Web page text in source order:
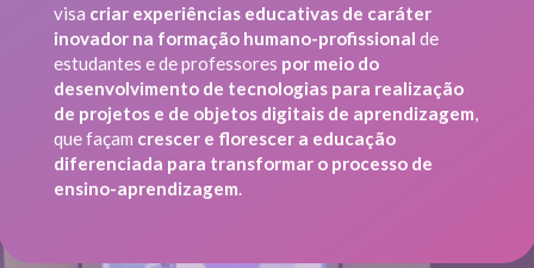
visa criar experiências educativas de caráter
inovador na formação humano-profissional de
estudantes e de professores por meio do
desenvolvimento de tecnologias para realização
de projetos e de objetos digitais de aprendizagem,
que façam crescer e florescer a educação
diferenciada para transformar o processo de
ensino-aprendizagem.